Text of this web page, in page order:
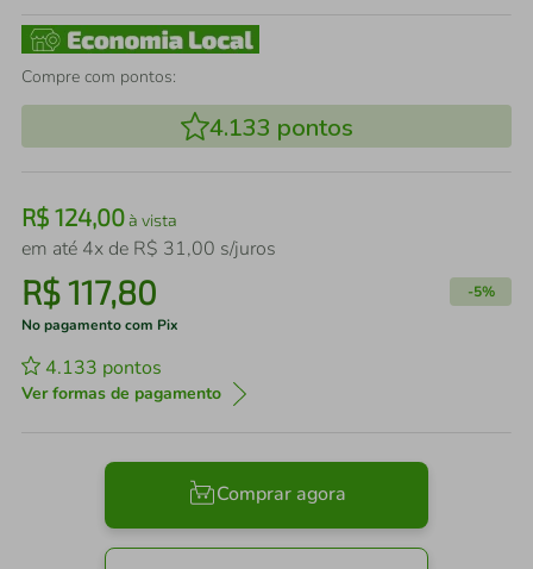
Compre com pontos:
4.133 pontos
R$ 124,00à vista
em até 4x de R$ 31,00 s/juros
R$117,80 -5%
No pagamento com Pix
4.133 pontos
Ver formas de pagamento
Comprar agora